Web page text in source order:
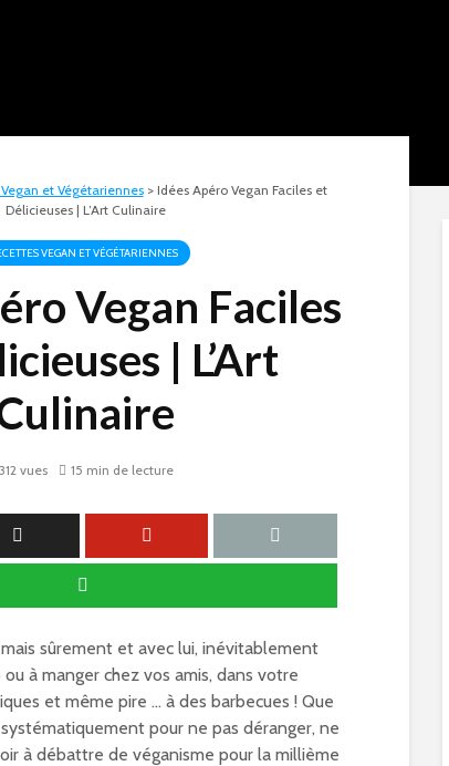
et Végétariennes> Idées Apéro Vegan Faciles et
Délicieuses | L’Art Culinaire
VEGAN ET VÉGÉTARIENNES
Vegan Faciles
| L’Art
312 vues 15 min de lecture
sûrement et avec lui, inévitablement
à manger chez vos amis, dans votre
et même pire … à des barbecues ! Que
pour ne pas déranger, ne
à débattre de véganisme pour la millième